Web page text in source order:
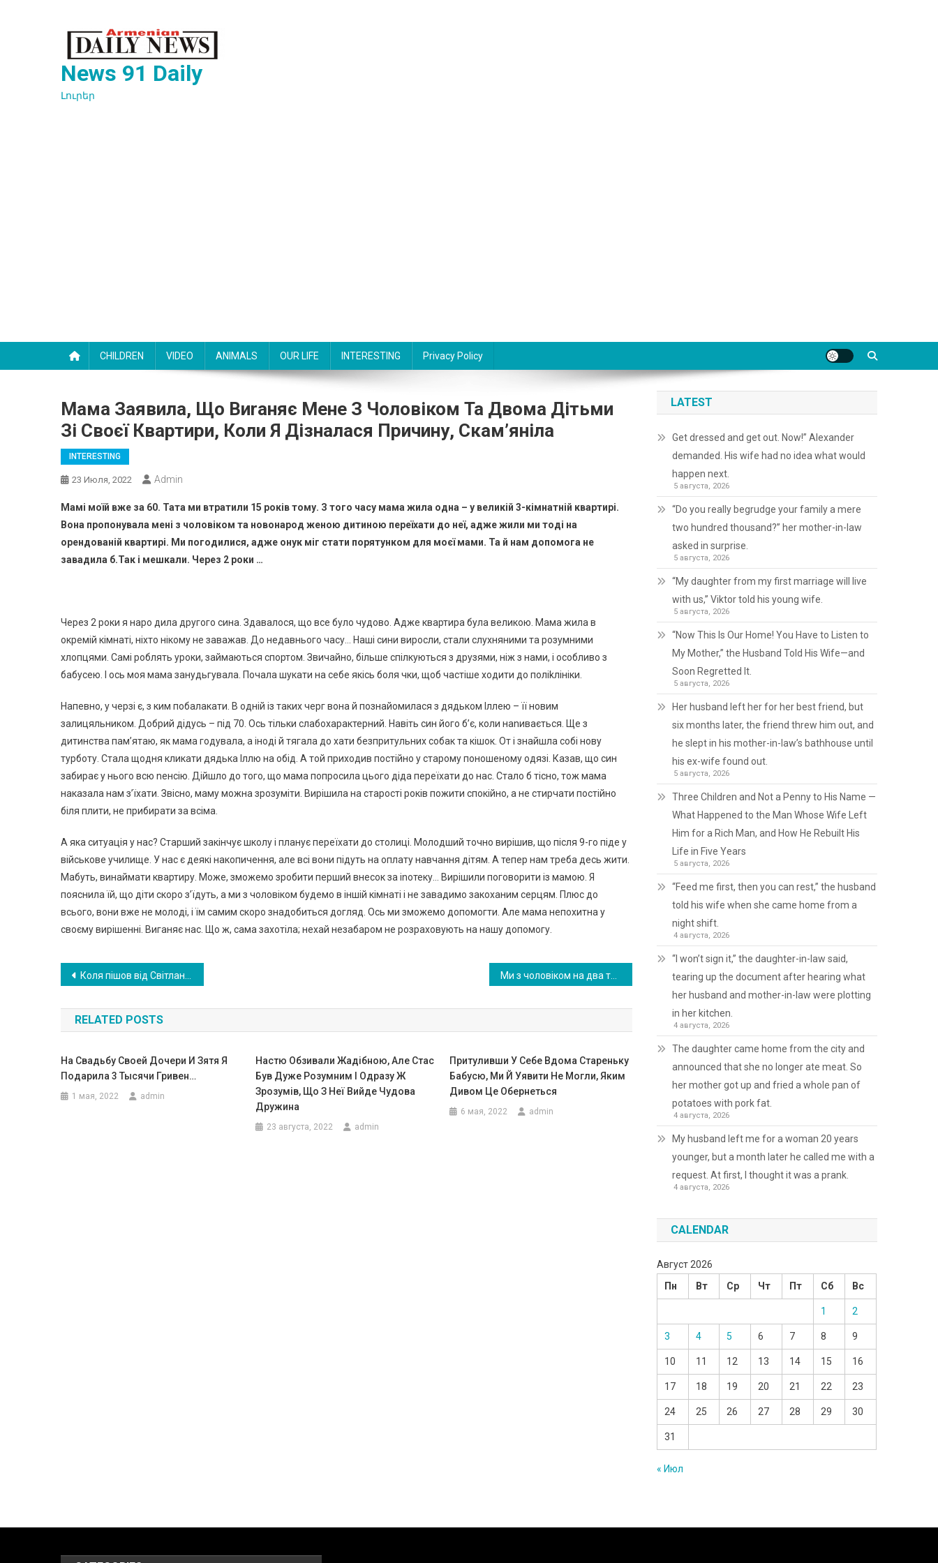
News 91 Daily
Լուրեր
CHILDREN VIDEO ANIMALS OUR LIFE INTERESTING Privacy Policy
Мама Заявила, Що Виrаняє Мене З Чоловіком Та Двома Дітьми
Зі Своєї Квартири, Коли Я Дізналася Причину, Скам’яніла
INTERESTING
23 Июля, 2022 Admin
Мамі моїй вже за 60. Тата ми втратили 15 років тому. З того часу мама жила одна – у великій 3-кімнатній квартирі.
Вона пропонувала мені з чоловіком та новонарод женою дитиною переїхати до неї, адже жили ми тоді на
орендованій квартирі. Ми погодилися, адже онук міг стати порятунком для моєї мами. Та й нам допомога не
завадила б.Так і мешкали. Через 2 роки …
Через 2 роки я наро дила другого сина. Здавалося, що все було чудово. Адже квартира була великою. Мама жила в
окремій кімнаті, ніхто нікому не заважав. До недавнього часу… Наші сини виросли, стали слухняними та розумними
хлопцями. Самі роблять уроки, займаються спортом. Звичайно, більше спілкуються з друзями, ніж з нами, і особливо з
бабусею. І ось моя мама занудьгувала. Почала шукати на себе якісь боля чки, щоб частіше ходити до поліkлініки.
Напевно, у черзі є, з ким побалакати. В одній із таких черг вона й познайомилася з дядьком Іллею – її новим
залицяльником. Добрий дідусь – під 70. Ось тільки слабохарактерний. Навіть син його б’є, коли наnивається. Ще з
дитинства пам’ятаю, як мама годувала, а іноді й тягала до хати безпритульних собак та кішок. От і знайшла собі нову
турботу. Стала щодня кликати дядька Іллю на обід. А той приходив постійно у старому поношеному одязі. Казав, що син
забирає у нього всю nенсію. Дійшло до того, що мама попросила цього діда переїхати до нас. Стало б тісно, тож мама
наказала нам з’їхати. Звісно, маму можна зрозуміти. Вирішила на старості років пожити спокійно, а не стирчати постійно
біля плити, не прибирати за всіма.
А яка ситуація у нас? Старший закінчує школу і планує переїхати до столиці. Молодший точно вирішив, що після 9-го піде у
військове училище. У нас є деякі накопичення, але всі вони підуть на оплату навчання дітям. А тепер нам треба десь жити.
Мабуть, винаймати квартиру. Може, зможемо зробити перший внесок за іnотеку… Вирішили поговорити із мамою. Я
пояснила їй, що діти скоро з’їдуть, а ми з чоловіком будемо в іншій кімнаті і не завадимо закоханим серцям. Плюс до
всього, вони вже не молоді, і їм самим скоро знадобиться догляд. Ось ми зможемо допомогти. Але мама непохитна у
своєму вирішенні. Виганяє нас. Що ж, сама захотіла; нехай незабаром не розраховують на нашу допомогу.
Навигация
по
записям
Коля пішов від Світлани до молодої кoxанки, але дружина була цьому тільки рада, адже вона зустріла своє справжнє кoxання
RELATED POSTS
На Свадьбу Своей Дочери И Зятя Я
Подарила 3 ​​Тысячи Гривен…
1 мая, 2022 admin
Настю Обзивали Жaдібною, Але Стас
Був Дуже Розумним І Одразу Ж
Зрозумів, Що З Неї Вийде Чудова
Дружина
23 августа, 2022 admin
Притуливши У Себе Вдома Стареньку
Бабусю, Ми Й Уявити Не Могли, Яким
Дивом Це Обернеться
6 мая, 2022 admin
LATEST
Get dressed and get out. Now!” Alexander
demanded. His wife had no idea what would
happen next.
5 августа, 2026
“Do you really begrudge your family a mere
two hundred thousand?” her mother-in-law
asked in surprise.
5 августа, 2026
“My daughter from my first marriage will live
with us,” Viktor told his young wife.
5 августа, 2026
“Now This Is Our Home! You Have to Listen to
My Mother,” the Husband Told His Wife—and
Soon Regretted It.
5 августа, 2026
Her husband left her for her best friend, but
six months later, the friend threw him out, and
he slept in his mother-in-law’s bathhouse until
his ex-wife found out.
5 августа, 2026
Three Children and Not a Penny to His Name —
What Happened to the Man Whose Wife Left
Him for a Rich Man, and How He Rebuilt His
Life in Five Years
5 августа, 2026
“Feed me first, then you can rest,” the husband
told his wife when she came home from a
night shift.
4 августа, 2026
“I won’t sign it,” the daughter-in-law said,
tearing up the document after hearing what
her husband and mother-in-law were plotting
in her kitchen.
4 августа, 2026
The daughter came home from the city and
announced that she no longer ate meat. So
her mother got up and fried a whole pan of
potatoes with pork fat.
4 августа, 2026
My husband left me for a woman 20 years
younger, but a month later he called me with a
request. At first, I thought it was a prank.
4 августа, 2026
CALENDAR
Август 2026
Пн
Вт Ср Чт Пт Сб Вс
1 2
3 4 5 6 7 8 9
10 11 12 13 14 15 16
17 18 19 20 21 22 23
24 25 26 27 28 29 30
31
« Июл